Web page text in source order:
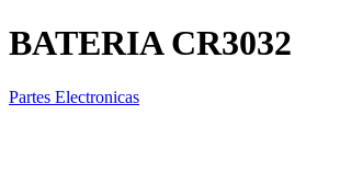
BATERIA CR3032
Partes Electronicas